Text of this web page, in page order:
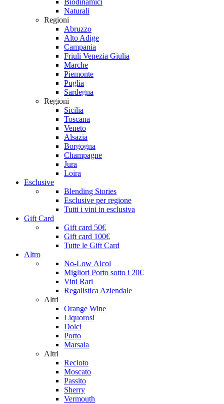
Biodinamici
Naturali
Regioni
Abruzzo
Alto Adige
Campania
Friuli Venezia Giulia
Marche
Piemonte
Puglia
Sardegna
Regioni
Sicilia
Toscana
Veneto
Alsazia
Borgogna
Champagne
Jura
Loira
Esclusive
Blending Stories
Esclusive per regione
Tutti i vini in esclusiva
Gift Card
Gift card 50€
Gift card 100€
Tutte le Gift Card
Altro
No-Low Alcol
Migliori Porto sotto i 20€
Vini Rari
Regalistica Aziendale
Altri
Orange Wine
Liquorosi
Dolci
Porto
Marsala
Altri
Recioto
Moscato
Passito
Sherry
Vermouth